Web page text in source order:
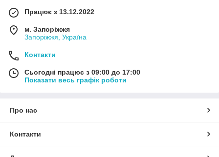
Працює з 13.12.2022
м. Запоріжжя
Запоріжжя, Україна
Контакти
Сьогодні працює з 09:00 до 17:00
Показати весь графік роботи
Про нас
Контакти